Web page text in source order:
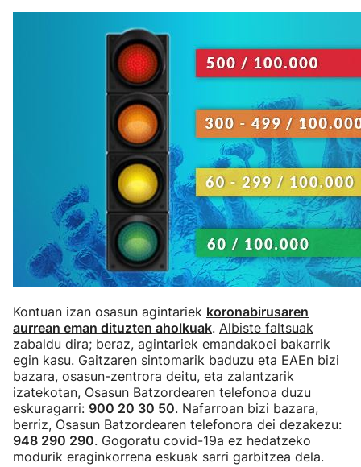
Kontuan izan osasun agintariek koronabirusaren
aurrean eman dituzten aholkuak. Albiste faltsuak
zabaldu dira; beraz, agintariek emandakoei bakarrik
egin kasu. Gaitzaren sintomarik baduzu eta EAEn bizi
bazara, osasun-zentrora deitu, eta zalantzarik
izatekotan, Osasun Batzordearen telefonoa duzu
eskuragarri: 900 20 30 50. Nafarroan bizi bazara,
berriz, Osasun Batzordearen telefonora dei dezakezu:
948 290 290. Gogoratu covid-19a ez hedatzeko
modurik eraginkorrena eskuak sarri garbitzea dela.